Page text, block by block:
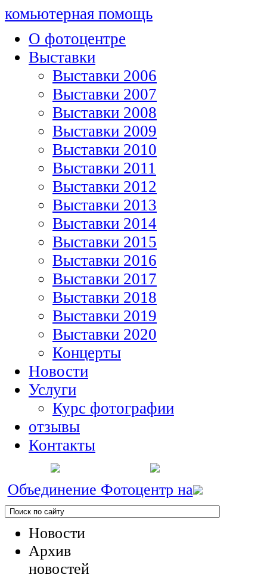
комьютерная помощь
О фотоцентре
Выставки
Выставки 2006
Выставки 2007
Выставки 2008
Выставки 2009
Выставки 2010
Выставки 2011
Выставки 2012
Выставки 2013
Выставки 2014
Выставки 2015
Выставки 2016
Выставки 2017
Выставки 2018
Выставки 2019
Выставки 2020
Концерты
Новости
Услуги
Курс фотографии
отзывы
Контакты
Объединение Фотоцентр на
Новости
Архив
новостей